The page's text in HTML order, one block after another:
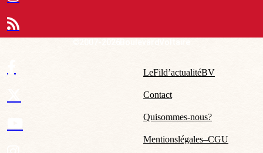
Le Fil d’actualité BV
Contact
Qui sommes-nous ?
Mentions légales – CGU